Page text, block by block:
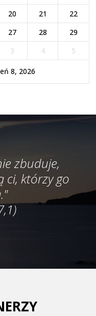
20 21
22
27 28
29
3 4 5
8, 2026
zbuduje,
ci, którzy go